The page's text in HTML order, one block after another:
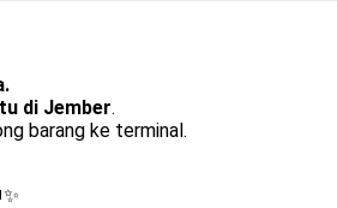
di Jember.
barang ke terminal.